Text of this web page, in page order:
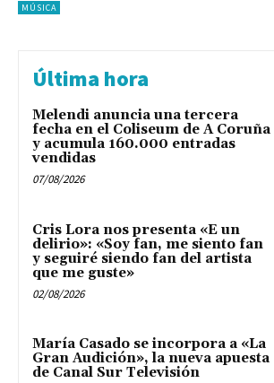
MÚSICA
Última hora
Melendi anuncia una tercera
fecha en el Coliseum de A Coruña
y acumula 160.000 entradas
vendidas
07/08/2026
Cris Lora nos presenta «E un
delirio»: «Soy fan, me siento fan
y seguiré siendo fan del artista
que me guste»
02/08/2026
María Casado se incorpora a «La
Gran Audición», la nueva apuesta
de Canal Sur Televisión